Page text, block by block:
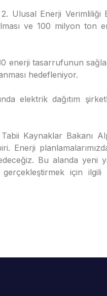
Ulusal Enerji Verimliliği
ve 100 milyon ton
enerji tasarrufunun
hedefleniyor.
elektrik dağıtım
Kaynaklar Bakanı
Enerji
Bu alanda yeni
için ilgili